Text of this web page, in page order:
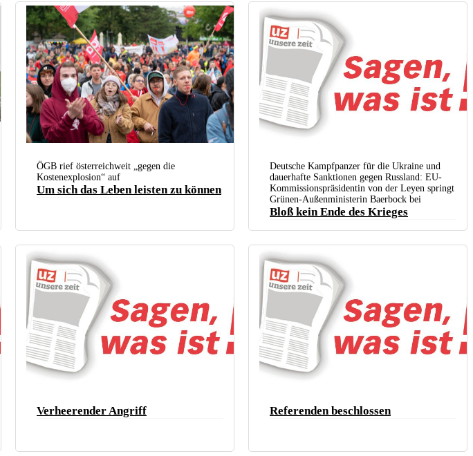
des Gewerkschaftsbundes und demonstrierten gegen die steigenden
Lebenshaltungskosten. (Foto: Österreichischer Gewerkschaftsbund)
ÖGB rief österreichweit „gegen die
Kostenexplosion“ auf
Um sich das Leben leisten zu können
Deutsche Kampfpanzer für die Ukraine und
dauerhafte Sanktionen gegen Russland: EU-
Kommissionspräsidentin von der Leyen springt
Grünen-Außenministerin Baerbock bei
Bloß kein Ende des Krieges
Verheerender Angriff Referenden beschlossen